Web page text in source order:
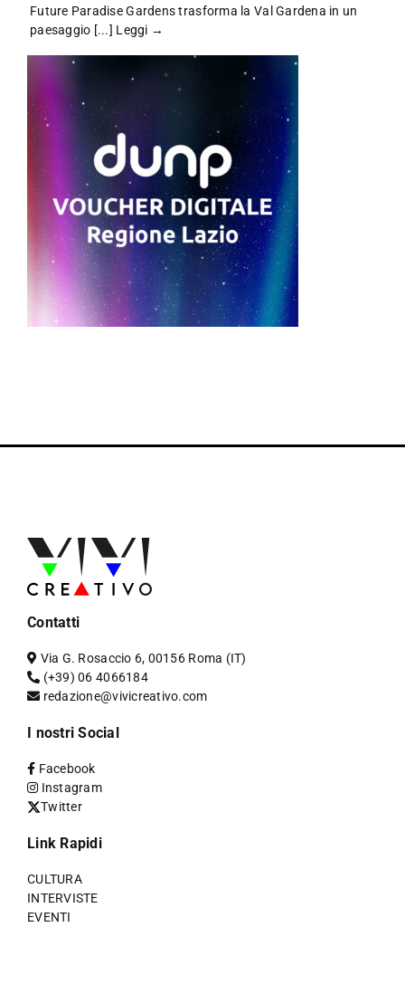
Future Paradise Gardens trasforma la Val Gardena in un
paesaggio [...] Leggi →
Contatti
Via G. Rosaccio 6, 00156 Roma (IT)
(+39) 06 4066184
redazione@vivicreativo.com
I nostri Social
Facebook
Instagram
Twitter
Link Rapidi
CULTURA
INTERVISTE
EVENTI